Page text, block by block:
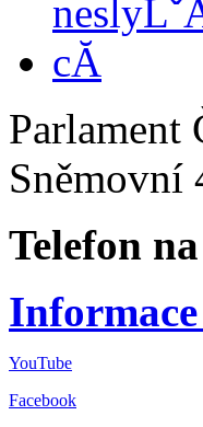
Parlament
Sněmovní
Telefon
YouTube
Facebook